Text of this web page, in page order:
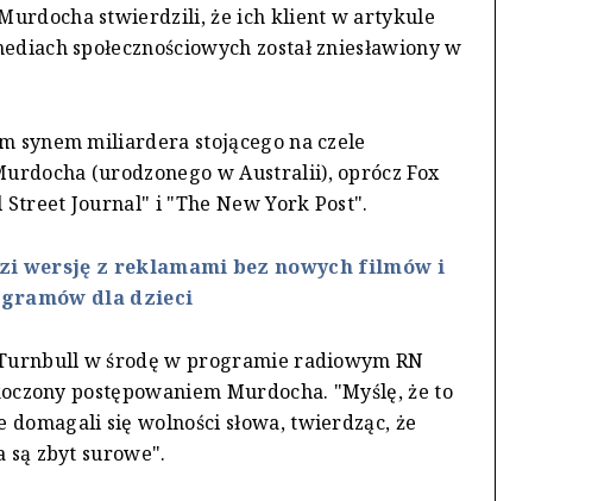
stwierdzili, że ich klient w artykule
społecznościowych został zniesławiony w
synem miliardera stojącego na czele
(urodzonego w Australii), oprócz Fox
Journal" i "The New York Post".
wersję z reklamami bez nowych filmów i
dla dzieci
w środę w programie radiowym RN
postępowaniem Murdocha. "Myślę, że to
się wolności słowa, twierdząc, że
są zbyt surowe".